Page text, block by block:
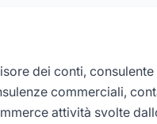
dei conti,
commerciali,
attività svolte